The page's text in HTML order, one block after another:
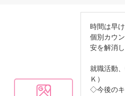
時間は早
個別カウ
安を解消
就職活動
Ｋ）
◇今後のキ